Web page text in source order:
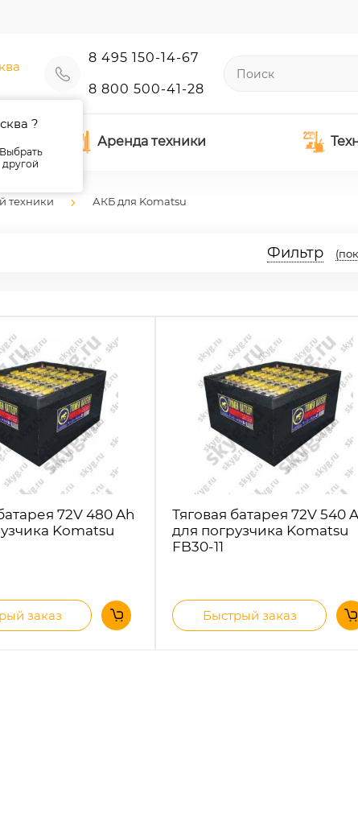
?
Выбрать
другой
8 495 150-14-67
8 800 500-41-28
Аренда техники
техники АКБ для Komatsu
Фильтр
72V 480 Ah
Komatsu
заказ
Тяговая батарея 72V 540
для погрузчика Komatsu
FB30-11
Быстрый заказ